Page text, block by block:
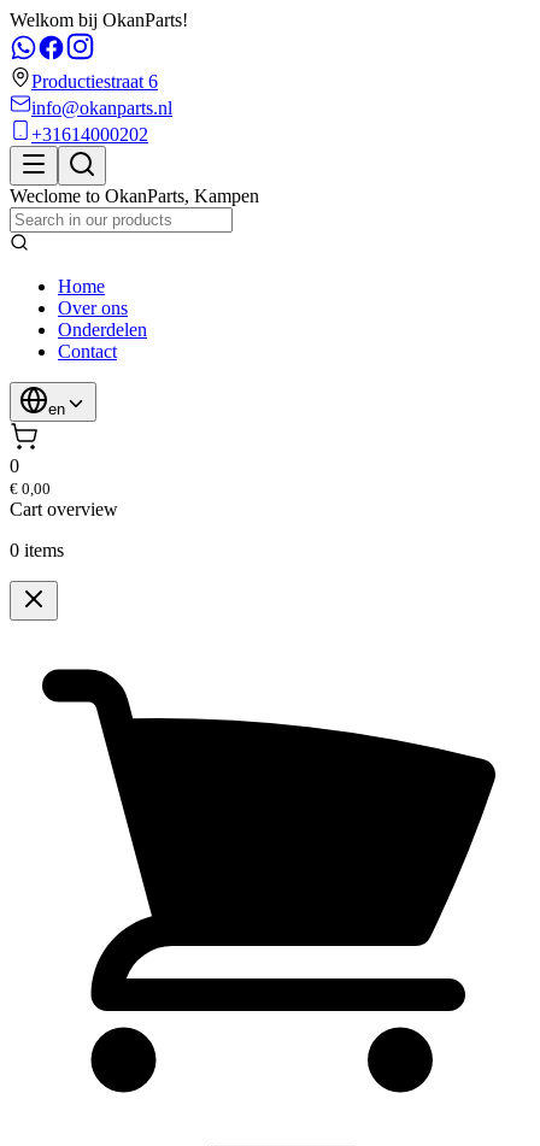
Welkom bij OkanParts!
Productiestraat 6
info@okanparts.nl
+31614000202
Weclome to OkanParts, Kampen
Home
Over ons
Onderdelen
Contact
en
0
€ 0,00
Cart overview
0 items